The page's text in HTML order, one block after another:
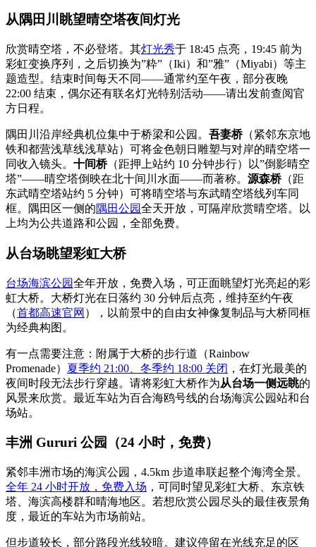
从隅田川眺望晴空塔夜间灯光
欣赏晴空塔，不必登塔。其灯光秀于 18:45 点亮，19:45 前为
彩虹变换序列，之后切换为”粋”（Iki）和”雅”（Miyabi）等主
题造型。结束时间每天不同——通常约至午夜，部分夜晚
22:00 结束，偶尔还有联名灯光特别活动——请出发前查阅官
方日程。
隅田川沿岸经典机位集中于桥梁和公园。 吾妻桥（紧邻东京地
铁和都营浅草线浅草站）可将金色朝日雕塑与对岸的晴空塔一
同收入镜头。 十间桥（距押上站约 10 分钟步行）以”倒影晴空
塔”——晴空塔倒映在北十间川水面——而著称。 源森桥（距
东武晴空塔站约 5 分钟）可将晴空塔与东武晴空塔线列车同
框。隅田区一侧的隅田公园全天开放，可隔岸欣赏晴空塔。以
上均为公共道路和公园，全部免费。
从台场眺望彩虹大桥
台场海滨公园全年开放，免费入场，可正面眺望灯光亮起的彩
虹大桥。大桥灯光在日落约 30 分钟后点亮，维持至约午夜
（首都高速官网 ），以前景中的自由女神像复制品与大桥同框
为经典构图。
有一点需要注意：附属于大桥的步行道（Rainbow
Promenade） 夏季约 21:00、冬季约 18:00 关闭 ，在灯光最美的
夜间时段无法步行穿越。请将彩虹大桥作为从台场一侧远眺的
风景来欣赏。最近车站为百合海鸥号线的台场海滨公园站和台
场站。
丰洲 Gururi 公园（24 小时，免费）
紧邻丰洲市场的海滨公园，4.5km 步道串联起整个海湾全景。
全年 24 小时开放，免费入场 ，可同时望见彩虹大桥、东京铁
塔、海滨高楼群和晴海地区。若想欣赏公园尽头的最佳夜景角
度，最近的车站为市场前站。
但步道较长，部分路段光线较暗。建议停留在光线充足的区